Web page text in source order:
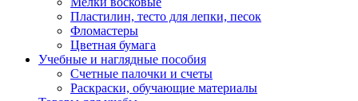
Пластилин, тесто для лепки, песок
Фломастеры
Цветная бумага
Учебные и наглядные пособия
Счетные палочки и счеты
Раскраски, обучающие материалы